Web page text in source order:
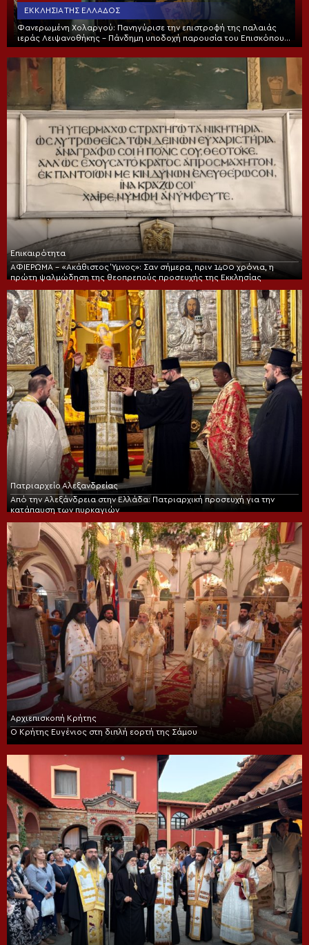
ΕΚΚΛΗΣΊΑ ΤΗΣ ΕΛΛΆΔΟΣ
Φανερωμένη Χολαργού: Πανηγύρισε την επιστροφή της παλαιάς
ιεράς Λειψανοθήκης – Πάνδημη υποδοχή παρουσία του Επισκόπου
Χριστουπόλεως
Επικαιρότητα
ΑΦΙΕΡΩΜΑ – «Ακάθιστος Ύμνος»: Σαν σήμερα, πριν 1400 χρόνια, η
πρώτη ψαλμώδηση της θεοπρεπούς προσευχής της Εκκλησίας
Πατριαρχείο Αλεξανδρείας
Από την Αλεξάνδρεια στην Ελλάδα: Πατριαρχική προσευχή για την
κατάπαυση των πυρκαγιών
Αρχιεπισκοπή Κρήτης
Ο Κρήτης Ευγένιος στη διπλή εορτή της Σάμου